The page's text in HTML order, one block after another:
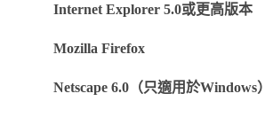
Internet Explorer 5.0或更高版本
Mozilla Firefox
Netscape 6.0 （只適用於Windows）